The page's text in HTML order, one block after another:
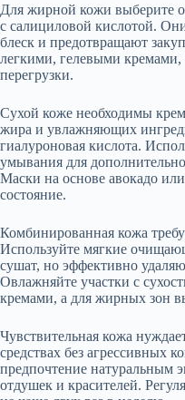
Для жирной кожи выберите
с салициловой кислотой.
блеск и предотвращают
легкими, гелевыми кремами,
перегрузки.
Сухой коже необходимы
жира и увлажняющих
гиалуроновая кислота.
умывания для
Маски на основе авокадо
состояние.
Комбинированная кожа
Используйте мягкие
сушат, но эффективно
Овлажняйте участки с
кремами, а для жирных зон
Чувствительная кожа
средствах без агрессивных
предпочтение натуральным
отдушек и красителей.